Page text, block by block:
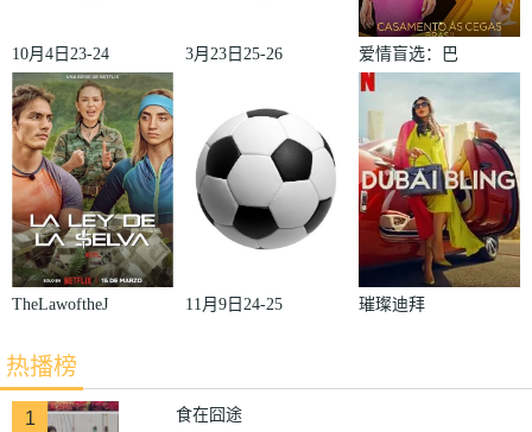
10月4日23-24
赛季欧冠小组
赛第2轮那不
勒斯VS皇家
马德里
3月23日25-26
轮雷恩VS梅
斯
爱情盲选：巴
西篇第二季
TheLawoftheJ
11月9日24-25
VS利雅得胜
璀璨迪拜
热播榜
1 食在囧途